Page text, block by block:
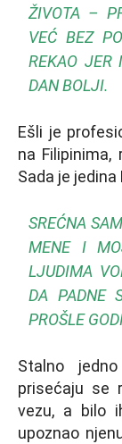
ŽIVOTA –
VEĆ BEZ
REKAO JER
DAN BOLJI.
Ešli je
na
Sada je
SREĆNA
MENE I
LJUDIMA
DA PADNE
PROŠLE
Stalno
prisećaju se
vezu, a bilo
upoznao